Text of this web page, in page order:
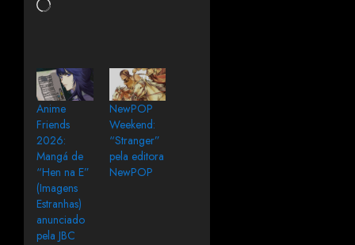
Anime
Friends
2026:
Mangá de
“Hen na E”
(Imagens
Estranhas)
anunciado
pela JBC
NewPOP
Weekend:
“Stranger”
pela editora
NewPOP